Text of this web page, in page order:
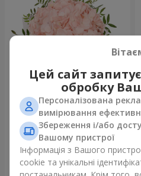
Квіти в коробці "Рожевий
опал"
1 370 грн
Замовити
Цей сайт
обробку
Персоналізована
вимірювання
Збереження і/або
Вашому пристрої
Інформація з Вашого
cookie та унікальні